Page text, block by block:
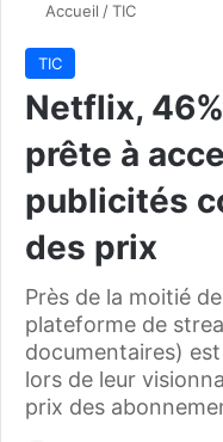
Accueil /TIC
TIC
Netflix,
prête à
publicités
des prix
Près de la moitié
plateforme de
documentaires)
lors de leur
prix des